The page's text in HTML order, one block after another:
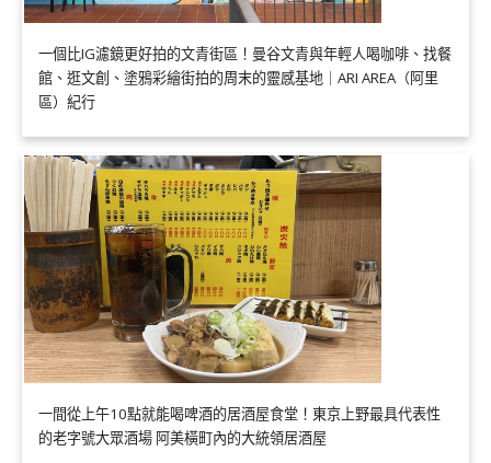
一個比IG濾鏡更好拍的文青街區！曼谷文青與年輕人喝咖啡、找餐
館、逛文創、塗鴉彩繪街拍的周末的靈感基地｜ARI AREA（阿里
區）紀行
一間從上午10點就能喝啤酒的居酒屋食堂！東京上野最具代表性
的老字號大眾酒場 阿美橫町內的大統領居酒屋